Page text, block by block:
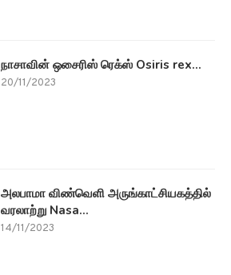
நாசாவின் ஒசைரிஸ் ரெக்ஸ் Osiris rex...
20/11/2023
அலபாமா விண்வெளி அருங்காட்சியகத்தில்
வரலாற்று Nasa...
14/11/2023